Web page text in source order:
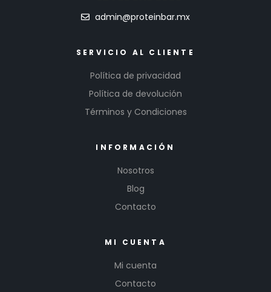
admin@proteinbar.mx
SERVICIO AL CLIENTE
Política de privacidad
Política de devolución
Términos y Condiciones
INFORMACIÓN
Nosotros
Blog
Contacto
MI CUENTA
Mi cuenta
Contacto